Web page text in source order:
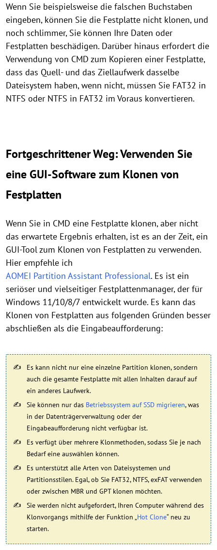
Wenn Sie beispielsweise die falschen Buchstaben
eingeben, können Sie die Festplatte nicht klonen, und
noch schlimmer, Sie können Ihre Daten oder
Festplatten beschädigen. Darüber hinaus erfordert die
Verwendung von CMD zum Kopieren einer Festplatte,
dass das Quell- und das Ziellaufwerk dasselbe
Dateisystem haben, wenn nicht, müssen Sie FAT32 in
NTFS oder NTFS in FAT32 im Voraus konvertieren.
Fortgeschrittener Weg: Verwenden Sie
eine GUI-Software zum Klonen von
Festplatten
Wenn Sie in CMD eine Festplatte klonen, aber nicht
das erwartete Ergebnis erhalten, ist es an der Zeit, ein
GUI-Tool zum Klonen von Festplatten zu verwenden.
Hier empfehle ich
AOMEI Partition Assistant Professional. Es ist ein
seriöser und vielseitiger Festplattenmanager, der für
Windows 11/10/8/7 entwickelt wurde. Es kann das
Klonen von Festplatten aus folgenden Gründen besser
abschließen als die Eingabeaufforderung:
Es kann nicht nur eine einzelne Partition klonen, sondern
auch die gesamte Festplatte mit allen Inhalten darauf auf
ein anderes Laufwerk.
Sie können nur das Betriebssystem auf SSD migrieren, was
in der Datenträgerverwaltung oder der
Eingabeaufforderung nicht verfügbar ist.
Es verfügt über mehrere Klonmethoden, sodass Sie je nach
Bedarf eine auswählen können.
Es unterstützt alle Arten von Dateisystemen und
Partitionsstilen. Egal, ob Sie FAT32, NTFS, exFAT verwenden
oder zwischen MBR und GPT klonen möchten.
Sie werden nicht aufgefordert, Ihren Computer während des
Klonvorgangs mithilfe der Funktion „ Hot Clone“ neu zu
starten.